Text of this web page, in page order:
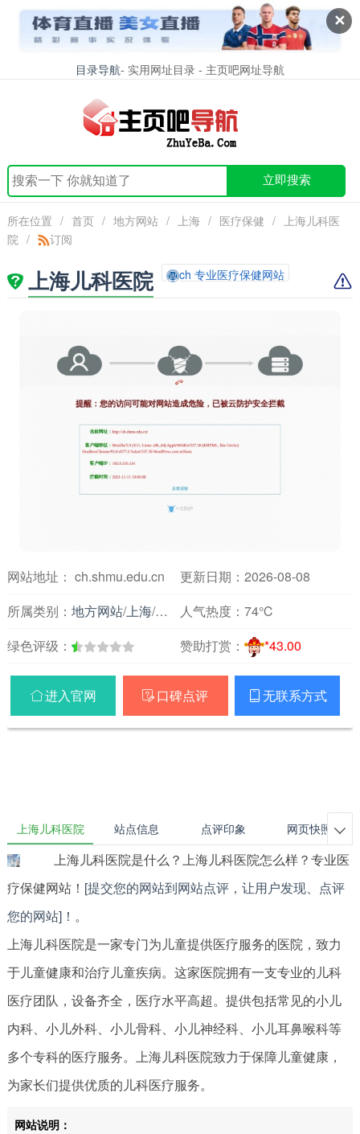
✕
目录导航- 实用网址目录 - 主页吧网址导航
立即搜索
所在位置 / 首页 / 地方网站 / 上海 / 医疗保健 /
上海儿科医
院 / 订阅
上海儿科医院 ch 专业医疗保健网站
网站地址： ch.shmu.edu.cn
更新日期：2026-08-08
所属类别： 地方网站/上海/医疗保健人气热度： 74℃
绿色评级：
赞助打赏： *43.00
进入官网  口碑点评  无联系方式
上海儿科医院 站点信息 点评印象 网页快照 
上海儿科医院是什么？上海儿科医院怎么样？专业医
疗保健网站！ [提交您的网站到网站点评，让用户发现、点评
您的网站]！ 。
上海儿科医院是一家专门为儿童提供医疗服务的医院，致力
于儿童健康和治疗儿童疾病。这家医院拥有一支专业的儿科
医疗团队，设备齐全，医疗水平高超。提供包括常见的小儿
内科、小儿外科、小儿骨科、小儿神经科、小儿耳鼻喉科等
多个专科的医疗服务。上海儿科医院致力于保障儿童健康，
为家长们提供优质的儿科医疗服务。
网站说明：